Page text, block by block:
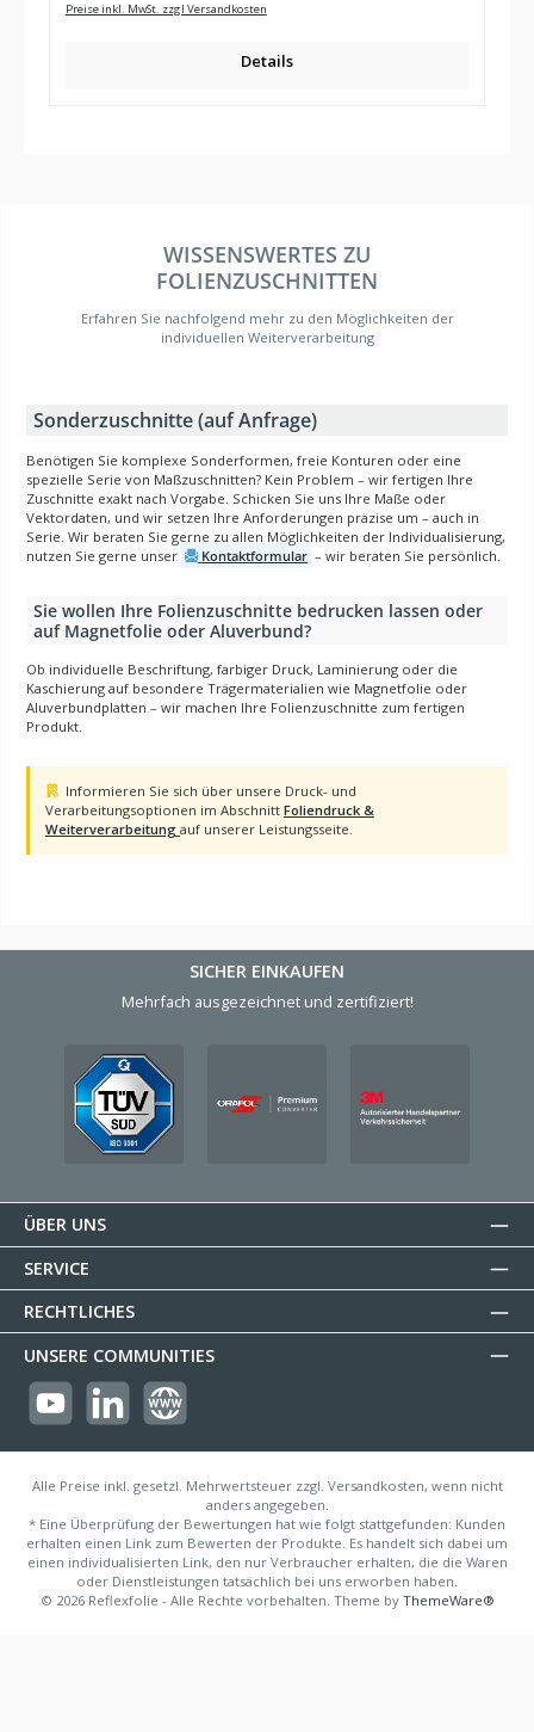
Preise inkl. MwSt. zzgl Versandkosten
Details
WISSENSWERTES ZU
FOLIENZUSCHNITTEN
Erfahren Sie nachfolgend mehr zu den Möglichkeiten der
individuellen Weiterverarbeitung
Sonderzuschnitte (auf Anfrage)
Benötigen Sie komplexe Sonderformen, freie Konturen oder eine
spezielle Serie von Maßzuschnitten? Kein Problem – wir fertigen Ihre
Zuschnitte exakt nach Vorgabe. Schicken Sie uns Ihre Maße oder
Vektordaten, und wir setzen Ihre Anforderungen präzise um – auch in
Serie. Wir beraten Sie gerne zu allen Möglichkeiten der Individualisierung,
nutzen Sie gerne unser
Kontaktformular – wir beraten Sie persönlich.
Sie wollen Ihre Folienzuschnitte bedrucken lassen oder
auf Magnetfolie oder Aluverbund?
Ob individuelle Beschriftung, farbiger Druck, Laminierung oder die
Kaschierung auf besondere Trägermaterialien wie Magnetfolie oder
Aluverbundplatten – wir machen Ihre Folienzuschnitte zum fertigen
Produkt.
Hinweis zu Foliendruck und Weiterverarbeitung
Informieren Sie sich über unsere Druck- und
Verarbeitungsoptionen im Abschnitt Foliendruck &
Weiterverarbeitung auf unserer Leistungsseite.
SICHER EINKAUFEN
Mehrfach ausgezeichnet und zertifiziert!
ÜBER UNS
SERVICE
RECHTLICHES
UNSERE COMMUNITIES
https://youtube.com/@reflectogmbh2119?si=Oew0U3xn87ZcBMoM
LinkedIn Website
Alle Preise inkl. gesetzl. Mehrwertsteuer zzgl. Versandkosten, wenn nicht
anders angegeben.
* Eine Überprüfung der Bewertungen hat wie folgt stattgefunden: Kunden
erhalten einen Link zum Bewerten der Produkte. Es handelt sich dabei um
einen individualisierten Link, den nur Verbraucher erhalten, die die Waren
oder Dienstleistungen tatsächlich bei uns erworben haben.
© 2026 Reflexfolie - Alle Rechte vorbehalten. Theme by ThemeWare®